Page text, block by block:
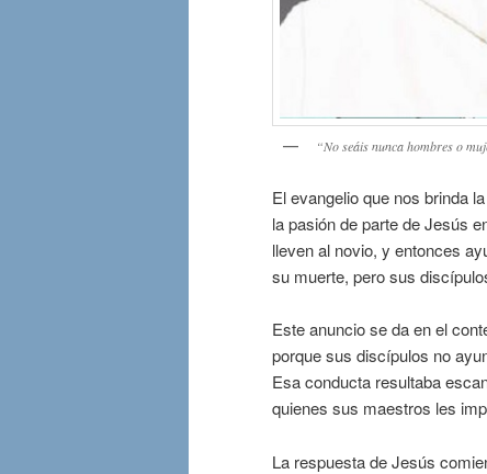
“No seáis nunca hombres o
El evangelio que nos brinda
la pasión de parte de Jesús
lleven al novio, y entonces
su muerte, pero sus
Este anuncio se da en el
porque sus discípulos no
Esa conducta resultaba
quienes sus maestros les
La respuesta de Jesús